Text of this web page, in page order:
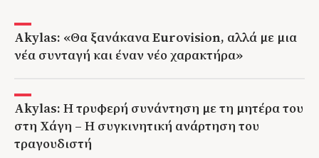
Akylas: «Θα ξανάκανα Eurovision, αλλά με μια
νέα συνταγή και έναν νέο χαρακτήρα»
Akylas: Η τρυφερή συνάντηση με τη μητέρα του
στη Χάγη – Η συγκινητική ανάρτηση του
τραγουδιστή